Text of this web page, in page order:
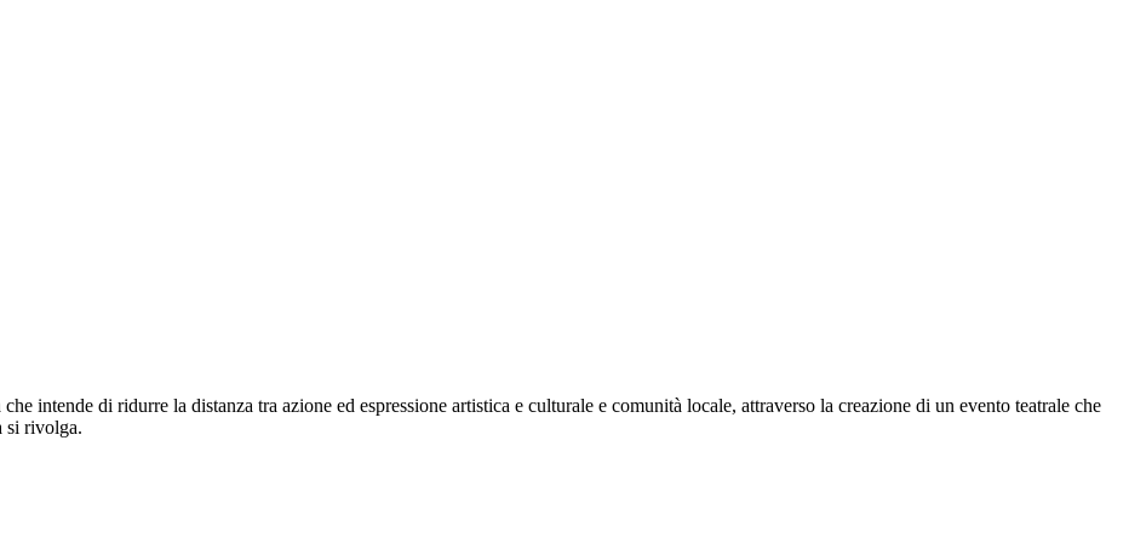
intende di ridurre la distanza tra azione ed espressione artistica e culturale e comunità locale, attraverso la creazione di un evento teatrale che
si rivolga.